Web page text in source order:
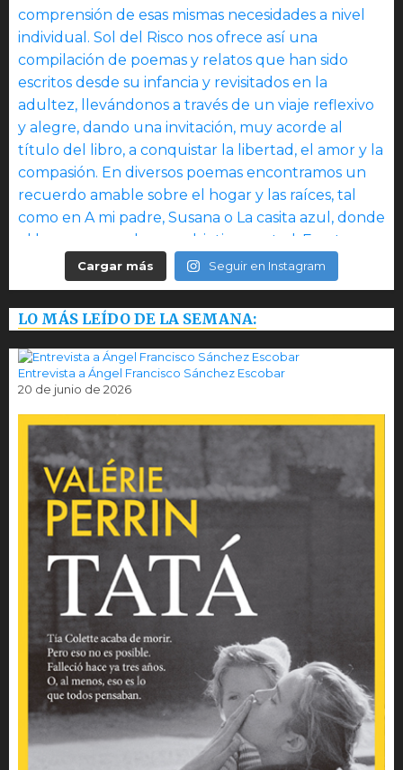
Cargar más Seguir en Instagram
LO MÁS LEÍDO DE LA SEMANA:
Entrevista a Ángel Francisco Sánchez Escobar
20 de junio de 2026